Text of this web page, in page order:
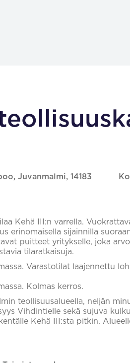
Juvanmalmi, 14183
Kehä III:n varrella.
erinomaisella sijainnilla
puitteet yritykselle, joka
tilaratkaisuja.
Varastotilat laajennettu
Kolmas kerros.
teollisuusalueella, neljän
Vihdintielle sekä sujuva
Kehä III:sta pitkin.